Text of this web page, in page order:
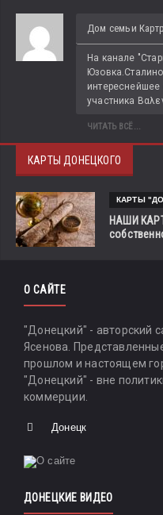
Дом семьи
На канале
интереснейшее
участника
ЧИТАТЬ ВСЁ...
КАРТЫ ДОНЕЦКОГО
КАРТЫ
НАШИ
О САЙТЕ
"Донецкий" - авторский
Ясенова.
прошлом и настоящем
"Донецкий" - вне
коммерции.
Донецк
ДОНЕЦКИЕ ВИДЕО